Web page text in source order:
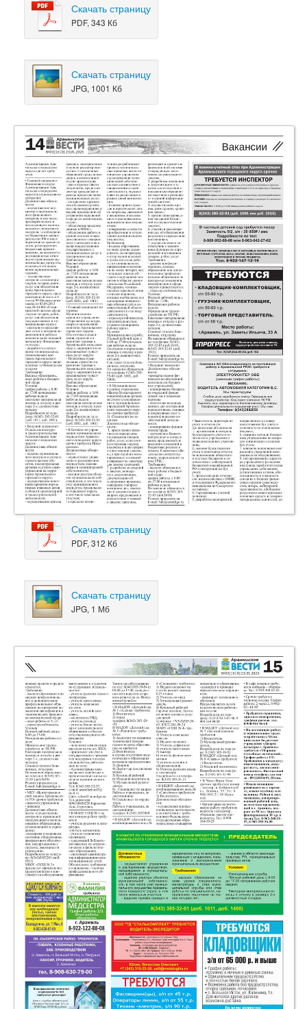
Скачать страницу
PDF, 343 Кб
Скачать страницу
JPG, 1001 Кб
Скачать страницу
PDF, 312 Кб
Скачать страницу
JPG, 1 Мб